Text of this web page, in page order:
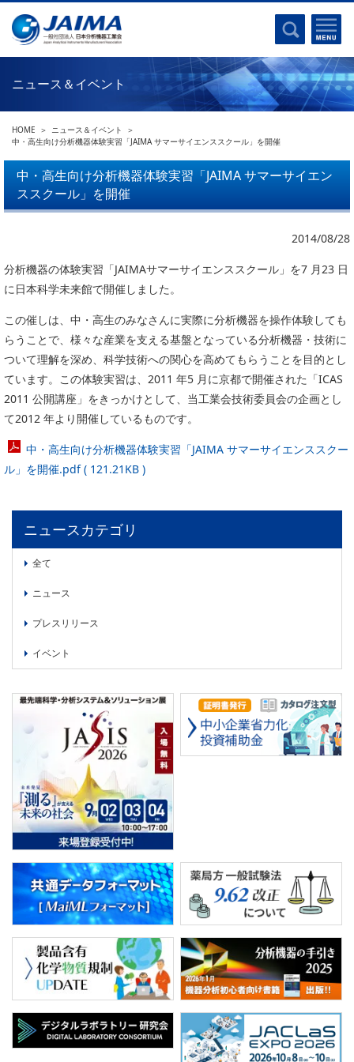
事業計画書
沿革
関連リンク
JAIMAの取り組み
主な活動
中小企業経営強化税制
製品含有化学物質規制 UPDATE
統計
刊行物のご案内
委員会活動
協力企業との適正取引の推進
分析用X線検査装置他PCB廃棄物処理について
会員会社
入会のご案内
ニュース＆イベント
ニュース
プレスリリース
PICK UP CONTENTS
はじめに
電磁波(光)
クロマトグラフ
質量分析
電子顕微鏡
熱分析
電気化学
磁気共鳴
機器分析が支える、豊かな暮らしと産業のフロンティア
総論・各種分析法
環境
ライフサイエンス
イメージング
材料
X線・放射光
PICK UP CONTENTS
ニュース＆イベント
HOME
ニュース＆イベント
中・高生向け分析機器体験実習「JAIMA サマーサイエンススクール」を開催
中・高生向け分析機器体験実習「JAIMA サマーサイエン
ススクール」を開催
2014/08/28
分析機器の体験実習「JAIMAサマーサイエンススクール」を7 月23 日
に日本科学未来館で開催しました。
この催しは、中・高生のみなさんに実際に分析機器を操作体験しても
らうことで、様々な産業を支える基盤となっている分析機器・技術に
ついて理解を深め、科学技術への関心を高めてもらうことを目的とし
ています。この体験実習は、2011 年5 月に京都で開催された「ICAS
2011 公開講座」をきっかけとして、当工業会技術委員会の企画とし
て2012 年より開催しているものです。
中・高生向け分析機器体験実習「JAIMA サマーサイエンススクー
ル」を開催.pdf ( 121.21KB )
ニュースカテゴリ
全て
ニュース
プレスリリース
イベント